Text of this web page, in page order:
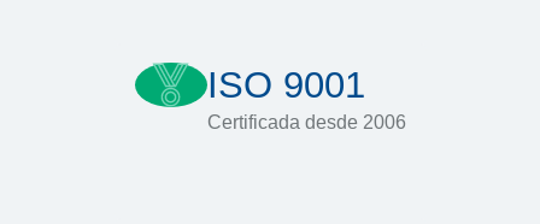
ISO 9001
Certificada desde 2006